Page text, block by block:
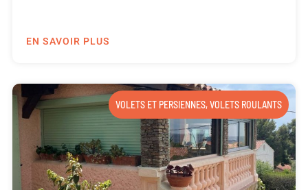
EN SAVOIR PLUS
VOLETS ET PERSIENNES,VOLETS ROULANTS